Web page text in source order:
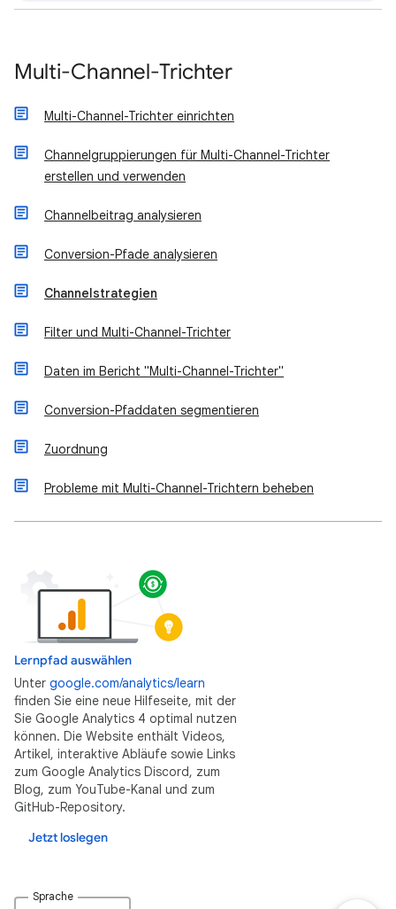
Multi-Channel-Trichter
Multi-Channel-Trichter einrichten
Channelgruppierungen für Multi-Channel-Trichter
erstellen und verwenden
Channelbeitrag analysieren
Conversion-Pfade analysieren
Channelstrategien
Filter und Multi-Channel-Trichter
Daten im Bericht "Multi-Channel-Trichter"
Conversion-Pfaddaten segmentieren
Zuordnung
Probleme mit Multi-Channel-Trichtern beheben
Lernpfad auswählen
Unter google.com/analytics/learn
finden Sie eine neue Hilfeseite, mit der
Sie Google Analytics 4 optimal nutzen
können. Die Website enthält Videos,
Artikel, interaktive Abläufe sowie Links
zum Google Analytics Discord, zum
Blog, zum YouTube-Kanal und zum
GitHub-Repository.
Jetzt loslegen
Sprache